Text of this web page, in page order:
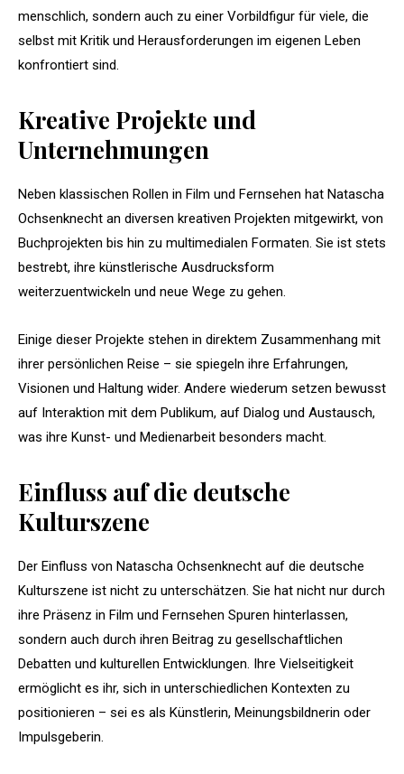
menschlich, sondern auch zu einer Vorbildfigur für viele, die
selbst mit Kritik und Herausforderungen im eigenen Leben
konfrontiert sind.
Kreative Projekte und
Unternehmungen
Neben klassischen Rollen in Film und Fernsehen hat Natascha
Ochsenknecht an diversen kreativen Projekten mitgewirkt, von
Buchprojekten bis hin zu multimedialen Formaten. Sie ist stets
bestrebt, ihre künstlerische Ausdrucksform
weiterzuentwickeln und neue Wege zu gehen.
Einige dieser Projekte stehen in direktem Zusammenhang mit
ihrer persönlichen Reise – sie spiegeln ihre Erfahrungen,
Visionen und Haltung wider. Andere wiederum setzen bewusst
auf Interaktion mit dem Publikum, auf Dialog und Austausch,
was ihre Kunst- und Medienarbeit besonders macht.
Einfluss auf die deutsche
Kulturszene
Der Einfluss von Natascha Ochsenknecht auf die deutsche
Kulturszene ist nicht zu unterschätzen. Sie hat nicht nur durch
ihre Präsenz in Film und Fernsehen Spuren hinterlassen,
sondern auch durch ihren Beitrag zu gesellschaftlichen
Debatten und kulturellen Entwicklungen. Ihre Vielseitigkeit
ermöglicht es ihr, sich in unterschiedlichen Kontexten zu
positionieren – sei es als Künstlerin, Meinungsbildnerin oder
Impulsgeberin.